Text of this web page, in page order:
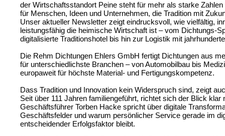
der Wirtschaftsstandort Peine steht für mehr als starke
für Menschen, Ideen und Unternehmen, die Tradition mit
Unser aktueller Newsletter zeigt eindrucksvoll, wie vielfältig,
leistungsfähig die heimische Wirtschaft ist – vom Dichtungs-
digitalisierte Traditionshotel bis hin zur Logistik mit
Die Rehm Dichtungen Ehlers GmbH fertigt Dichtungen aus
für unterschiedlichste Branchen – von Automobilbau bis
europaweit für höchste Material- und Fertigungskompetenz.
Dass Tradition und Innovation kein Widerspruch sind, zeigt
Seit über 111 Jahren familiengeführt, richtet sich der Blick klar
Geschäftsführer Torben Hacke spricht über digitale
Geschäftsfelder und warum persönlicher Service gerade im
entscheidender Erfolgsfaktor bleibt.